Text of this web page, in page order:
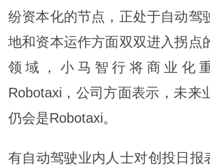
纷资本化的节点，正处于自动驾
地和资本运作方面双双进入拐点
领域，小马智行将商业化
Robotaxi，公司方面表示，未来
仍会是Robotaxi。
有自动驾驶业内人士对创投日报